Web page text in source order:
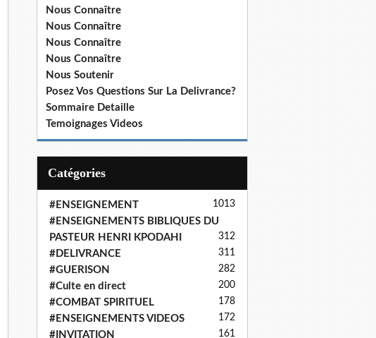
Nous Connaître
Nous Connaître
Nous Connaître
Nous Connaître
Nous Soutenir
Posez Vos Questions Sur La Delivrance?
Sommaire Detaille
Temoignages Videos
Catégories
#ENSEIGNEMENT 1013
#ENSEIGNEMENTS BIBLIQUES DU
PASTEUR HENRI KPODAHI
312
#DELIVRANCE 311
#GUERISON 282
#Culte en direct 200
#COMBAT SPIRITUEL 178
#ENSEIGNEMENTS VIDEOS 172
#INVITATION 161